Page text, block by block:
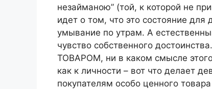
незайманою” (той, к которой не
идет о том, что это состояние
умывание по утрам. А
чувство собственного
ТОВАРОМ, ни в каком смысле
как к личности – вот что делает
покупателям особо ценного